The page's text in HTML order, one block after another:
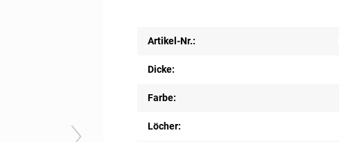
Artikel-Nr.:
Dicke:
Farbe:
Löcher: